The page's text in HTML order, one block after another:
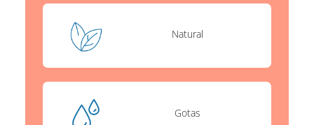
Natural
Gotas